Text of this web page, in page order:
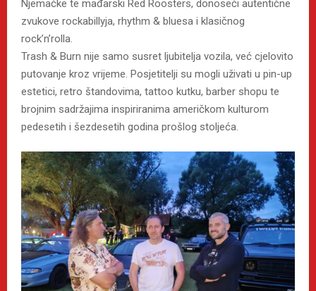
Njemačke te mađarski Red Roosters, donoseći autentične
zvukove rockabillyja, rhythm & bluesa i klasičnog
rock’n’rolla.
Trash & Burn nije samo susret ljubitelja vozila, već cjelovito
putovanje kroz vrijeme. Posjetitelji su mogli uživati u pin-up
estetici, retro štandovima, tattoo kutku, barber shopu te
brojnim sadržajima inspiriranima američkom kulturom
pedesetih i šezdesetih godina prošlog stoljeća.